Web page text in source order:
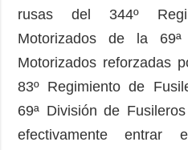
rusas del 344º
Motorizados de la
Motorizados reforzadas
83º Regimiento de
69ª División de
efectivamente entrar